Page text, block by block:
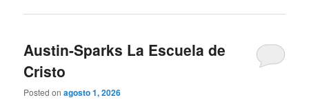
Austin-Sparks La Escuela de
Cristo
Posted onagosto 1, 2026